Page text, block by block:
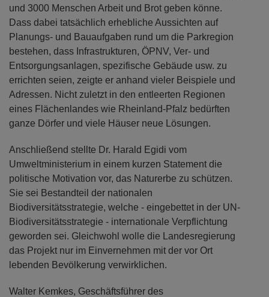
und 3000 Menschen Arbeit und Brot geben könne.
Dass dabei tatsächlich erhebliche Aussichten auf
Planungs- und Bauaufgaben rund um die Parkregion
bestehen, dass Infrastrukturen, ÖPNV, Ver- und
Entsorgungsanlagen, spezifische Gebäude usw. zu
errichten seien, zeigte er anhand vieler Beispiele und
Adressen. Nicht zuletzt in den entleerten Regionen
eines Flächenlandes wie Rheinland-Pfalz bedürften
ganze Dörfer und viele Häuser neue Lösungen.
Anschließend stellte Dr. Harald Egidi vom
Umweltministerium in einem kurzen Statement die
politische Motivation vor, das Naturerbe zu schützen.
Sie sei Bestandteil der nationalen
Biodiversitätsstrategie, welche - eingebettet in der UN-
Biodiversitätsstrategie - internationale Verpflichtung
geworden sei. Gleichwohl wolle die Landesregierung
das Projekt nur im Einvernehmen mit der vor Ort
lebenden Bevölkerung verwirklichen.
Walter Kemkes, Geschäftsführer des